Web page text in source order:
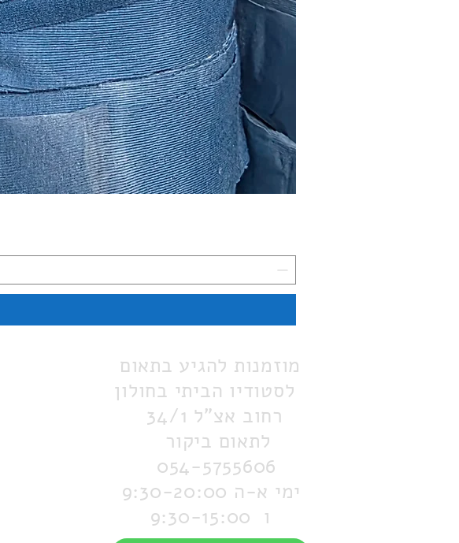
מוזמנות להגיע בתאום
לסטודיו הביתי בחולון
רחוב אצ"ל 34/1
לתאום ביקור
ימי א-ה 9:30-20:00
ו 9:30-15:00